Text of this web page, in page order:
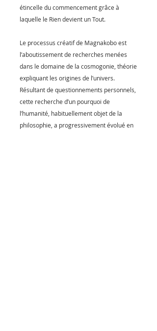
étincelle du commencement grâce à
laquelle le Rien devient un Tout.
Le processus créatif de Magnakobo est
l’aboutissement de recherches menées
dans le domaine de la cosmogonie, théorie
expliquant les origines de l’univers.
Résultant de questionnements personnels,
cette recherche d’un pourquoi de
l’humanité, habituellement objet de la
philosophie, a progressivement évolué en